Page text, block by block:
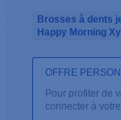
Brosses à dents
Happy Morning
OFFRE
Pour profiter de
connecter à